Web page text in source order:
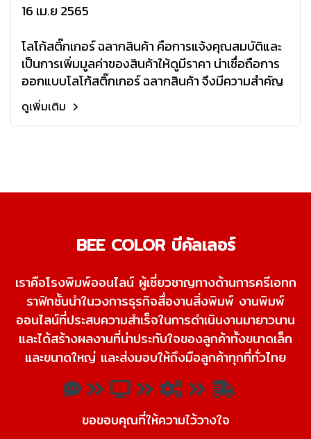
16 เม.ย 2565
โลโก้สติ๊กเกอร์ ฉลากสินค้า คือการแจ้งคุณสมบัติและ
เป็นการเพิ่มมูลค่าของสินค้าให้ดูมีราคา น่าเชื่อถือการ
ออกแบบโลโก้สติ๊กเกอร์ ฉลากสินค้า จึงมีความสำคัญ
ดูเพิ่มเติม
BEE COLOR บีคัลเลอร์
เราคือโรงพิมพ์ออนไลน์ ผู้เชี่ยวชาญทางด้านการครีเอทก
ราฟิกชั้นนําในวงการธุรกิจสื่องานสิ่งพิมพ์ งานพิมพ์
ออนไลน์ที่ประสบความสําเร็จในการดําเนินงานมายาวนาน
และได้สร้างผลงานที่น่าประทับใจของลูกค้าทั้งขนาดเล็ก
และขนาดใหญ่ และส่งมอบให้ถึงมือลูกค้าทุกที่ทั่วไทย
ขอขอบคุณที่ให้ความไว้วางใจ